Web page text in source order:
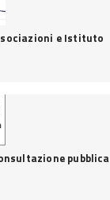
e Istituto
pubblica